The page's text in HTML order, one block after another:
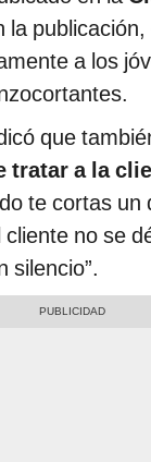
la
a los
que
tratar a la
te cortas un
no se
silencio”.